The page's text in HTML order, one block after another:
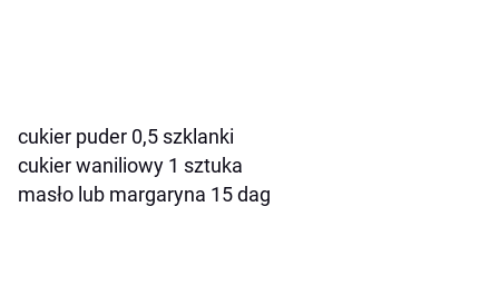
cukier puder 0,5 szklanki
cukier waniliowy 1 sztuka
masło lub margaryna 15 dag